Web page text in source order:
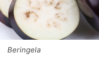
Beringela